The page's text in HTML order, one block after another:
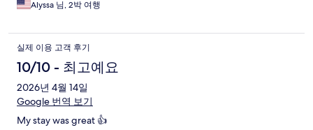
Alyssa 님, 2박 여행
실제 이용 고객 후기
10/10 - 최고예요
2026년 4월 14일
Google 번역 보기
My stay was great 👍